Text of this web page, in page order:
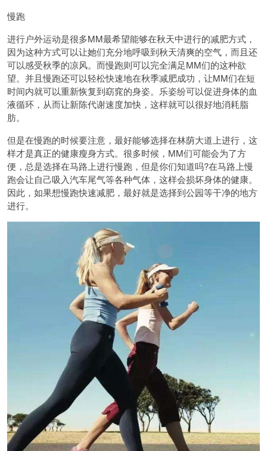
慢跑
进行户外运动是很多MM最希望能够在秋天中进行的减肥方式，
因为这种方式可以让她们充分地呼吸到秋天清爽的空气，而且还
可以感受秋季的凉风。而慢跑则可以完全满足MM们的这种欲
望。并且慢跑还可以轻松快速地在秋季减肥成功，让MM们在短
时间内就可以重新恢复到窈窕的身姿。乐姿纷可以促进身体的血
液循环，从而让新陈代谢速度加快，这样就可以很好地消耗脂
肪。
但是在慢跑的时候要注意，最好能够选择在林荫大道上进行，这
样才是真正的健康瘦身方式。很多时候，MM们可能会为了方
便，总是选择在马路上进行慢跑，但是你们知道吗?在马路上慢
跑会让自己吸入汽车尾气等各种气体，这样会损坏身体的健康。
因此，如果想慢跑快速减肥，最好就是选择到公园等干净的地方
进行。